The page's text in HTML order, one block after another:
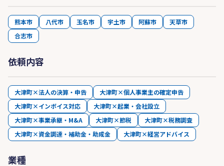
熊本市 八代市 玉名市 宇土市 阿蘇市
天草市
合志市
依頼内容
大津町×法人の決算・申告
大津町×個人事業主の確定申告
大津町×インボイス対応
大津町×起業・会社設立
大津町×事業承継・M&A
大津町×節税
大津町×税務調査
大津町×資金調達・補助金・助成金
大津町×経営アドバイス
業種